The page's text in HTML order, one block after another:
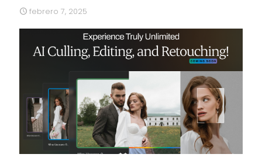
febrero 7, 2025